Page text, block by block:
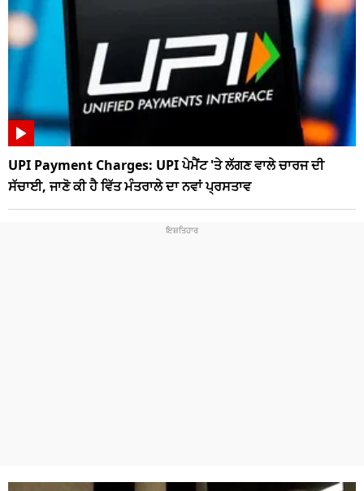
UPI Payment Charges: UPI ਪੇਮੈਂਟ 'ਤੇ ਲੱਗਣ ਵਾਲੇ ਚਾਰਜ ਦੀ
ਸੱਚਾਈ, ਜਾਣੋ ਕੀ ਹੈ ਵਿੱਤ ਮੰਤਰਾਲੇ ਦਾ ਨਵਾਂ ਪ੍ਰਸਤਾਵ